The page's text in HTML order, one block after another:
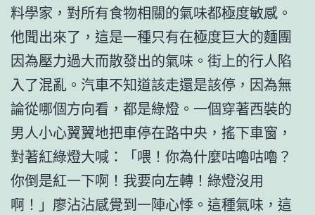
料學家，對所有食物相關的氣味都極度敏感。
他聞出來了，這是一種只有在極度巨大的麵團
因為壓力過大而散發出的氣味。街上的行人陷
入了混亂。汽車不知道該走還是該停，因為無
論從哪個方向看，都是綠燈。一個穿著西裝的
男人小心翼翼地把車停在路中央，搖下車窗，
對著紅綠燈大喊：「喂！你為什麼咕嚕咕嚕？
你倒是紅一下啊！我要向左轉！綠燈沒用
啊！」廖沾沾感覺到一陣心悸。這種氣味，這